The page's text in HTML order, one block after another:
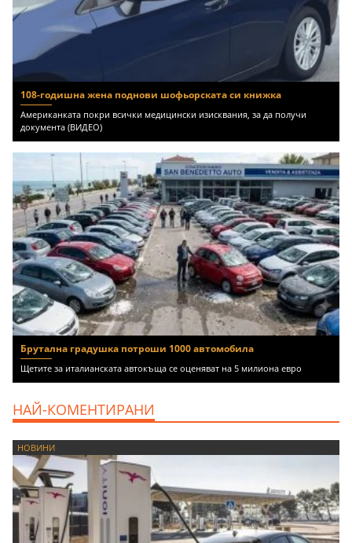
108-годишна жена поднови шофьорската си книжка
Американката покри всички медицински изисквания, за да получи
документа (ВИДЕО)
Брутална градушка потроши 1000 автомобила
Щетите за италианската автокъща се оценяват на 5 милиона евро
НАЙ-КОМЕНТИРАНИ
НОВИНИ